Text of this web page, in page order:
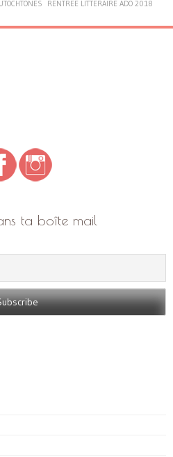
RENTRÉE LITTÉRAIRE ADO 2018
ta boîte mail